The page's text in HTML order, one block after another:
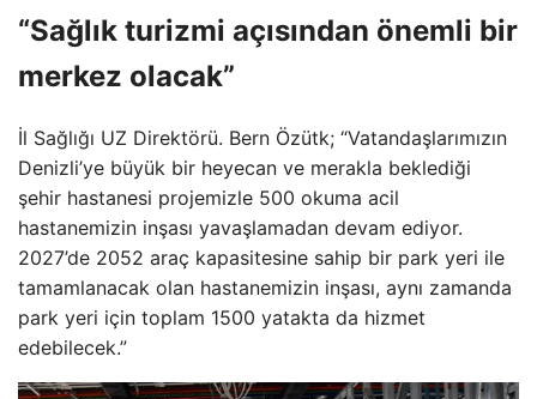
“Sağlık turizmi açısından önemli bir
merkez olacak”
İl Sağlığı UZ Direktörü. Bern Özütk; “Vatandaşlarımızın
Denizli’ye büyük bir heyecan ve merakla beklediği
şehir hastanesi projemizle 500 okuma acil
hastanemizin inşası yavaşlamadan devam ediyor.
2027’de 2052 araç kapasitesine sahip bir park yeri ile
tamamlanacak olan hastanemizin inşası, aynı zamanda
park yeri için toplam 1500 yatakta da hizmet
edebilecek.”